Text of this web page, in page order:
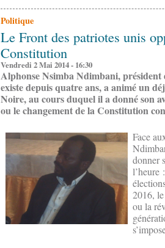
Politique
Le Front des patriotes unis
Constitution
Vendredi 2 Mai 2014 - 16:30
Alphonse Nsimba Ndimbani,
existe depuis quatre ans, a animé un
Noire, au cours duquel il a donné son
ou le changement de la Constitution
Face
donner
l’heure
2016,
ou la